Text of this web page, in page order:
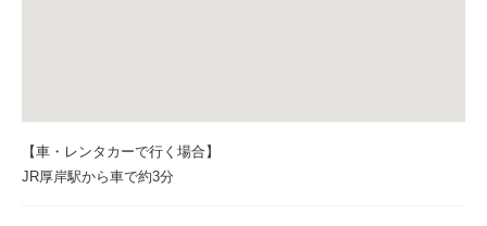
【車・レンタカーで行く場合】
JR厚岸駅から車で約3分